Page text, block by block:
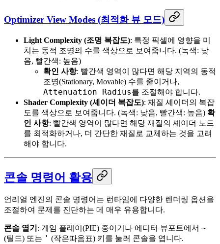
Optimizer View Modes (최적화 뷰 모드)
Light Complexity (조명 복잡도): 특정 픽셀에 영향을 미
치는 동적 조명의 수를 색상으로 보여줍니다. (녹색: 낮
음, 빨간색: 높음)
확인 사항: 빨간색 영역이 많다면 해당 지역의 동적
조명(Stationary, Movable) 수를 줄이거나,
Attenuation Radius를 조절해야 합니다.
Shader Complexity (셰이더 복잡도): 재질 셰이더의 복잡
도를 색상으로 보여줍니다. (녹색: 낮음, 빨간색: 높음) 확
인 사항: 빨간색 영역이 많다면 해당 재질의 셰이더 노드
를 최적화하거나, 더 간단한 재질로 교체하는 것을 고려
해야 합니다.
콘솔 명령어 활용
언리얼 엔진의 콘솔 명령어는 런타임에 다양한 렌더링 옵션을
조절하여 문제를 진단하는 데 매우 유용합니다.
콘솔 열기 : 게임 플레이(PIE) 중이거나 에디터 뷰포트에서 ~
(틸드) 또는 ' (작은따옴표) 키를 눌러 콘솔을 엽니다.